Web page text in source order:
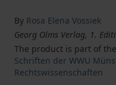
By Rosa Elena Vossiek
Georg Olms Verlag, 1.
The product is part of
Schriften der WWU
Rechtswissenschaften